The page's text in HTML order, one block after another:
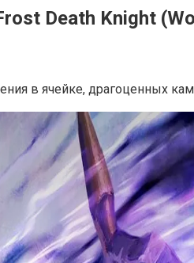
Death Knight
в ячейке, драгоценных